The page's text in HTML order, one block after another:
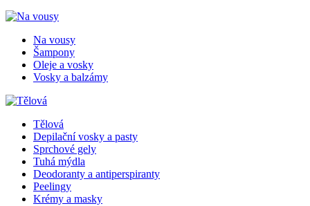
Na vousy
Šampony
Oleje a vosky
Vosky a balzámy
Tělová
Depilační vosky a pasty
Sprchové gely
Tuhá mýdla
Deodoranty a antiperspiranty
Peelingy
Krémy a masky